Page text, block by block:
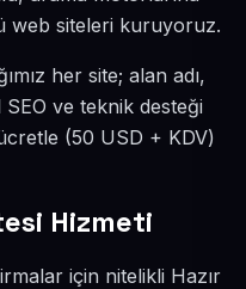
web siteleri kuruyoruz.
her site; alan adı,
ve teknik desteği
(50 USD + KDV)
Hizmeti
için nitelikli Hazır